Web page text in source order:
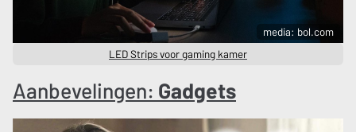
media: bol.com
LED Strips voor gaming kamer
Aanbevelingen: Gadgets